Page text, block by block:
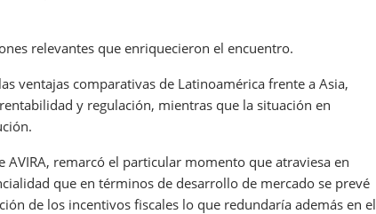
relevantes que enriquecieron el encuentro.
ventajas comparativas de Latinoamérica frente a Asia,
y regulación, mientras que la situación en
AVIRA, remarcó el particular momento que atraviesa en
que en términos de desarrollo de mercado se prevé
de los incentivos fiscales lo que redundaría además en el